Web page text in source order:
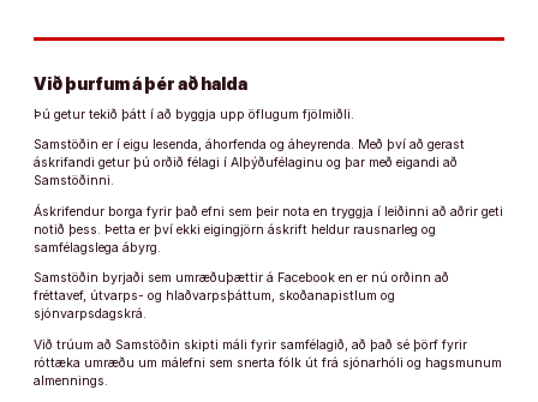
Við þurfum á þér að halda
Þú getur tekið þátt í að byggja upp öflugum fjölmiðli.
Samstöðin er í eigu lesenda, áhorfenda og áheyrenda. Með því að gerast
áskrifandi getur þú orðið félagi í Alþýðufélaginu og þar með eigandi að
Samstöðinni.
Áskrifendur borga fyrir það efni sem þeir nota en tryggja í leiðinni að aðrir geti
notið þess. Þetta er því ekki eigingjörn áskrift heldur rausnarleg og
samfélagslega ábyrg.
Samstöðin byrjaði sem umræðuþættir á Facebook en er nú orðinn að
fréttavef, útvarps- og hlaðvarpsþáttum, skoðanapistlum og
sjónvarpsdagskrá.
Við trúum að Samstöðin skipti máli fyrir samfélagið, að það sé þörf fyrir
róttæka umræðu um málefni sem snerta fólk út frá sjónarhóli og hagsmunum
almennings.